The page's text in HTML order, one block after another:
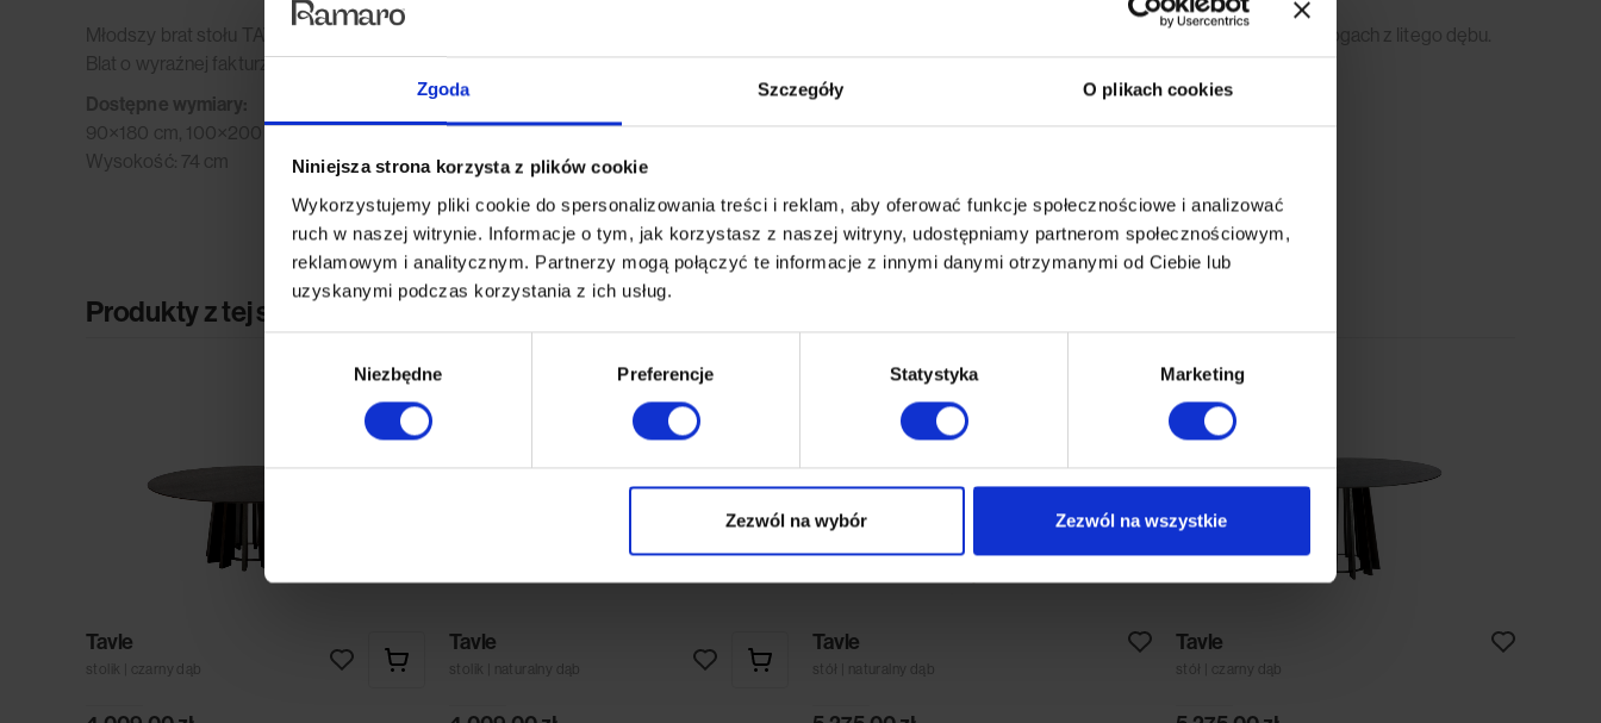
Zgoda Szczegóły O plikach cookies
Niniejsza strona korzysta z plików cookie
Wykorzystujemy pliki cookie do spersonalizowania treści i reklam, aby oferować funkcje społecznościowe i analizować
ruch w naszej witrynie. Informacje o tym, jak korzystasz z naszej witryny, udostępniamy partnerom społecznościowym,
reklamowym i analitycznym. Partnerzy mogą połączyć te informacje z innymi danymi otrzymanymi od Ciebie lub
uzyskanymi podczas korzystania z ich usług.
Niezbędne Preferencje Statystyka Marketing
Zezwól na wybór Zezwól na wszystkie
Młodszy brat stołu TAVLE, tym razem w owalnym kształcie. Mocny mebel, z pewnością stanie się centralnym punktem waszej jadalni. Wsparty na dwóch nogach z litego dębu.
Blat o wyraźnej fakturze drewna dębowego. Dostępny w wersji z czarnego i naturalnego dębu.
Dostępne wymiary:
90×180 cm, 100×200 cm, 100×220 cm
Wysokość: 74 cm
Produkty z tej samej kolekcji
Tavle
stolik | czarny dąb
Tavle
stolik | naturalny dąb
Tavle
stół | naturalny dąb
Tavle
stół | czarny dąb